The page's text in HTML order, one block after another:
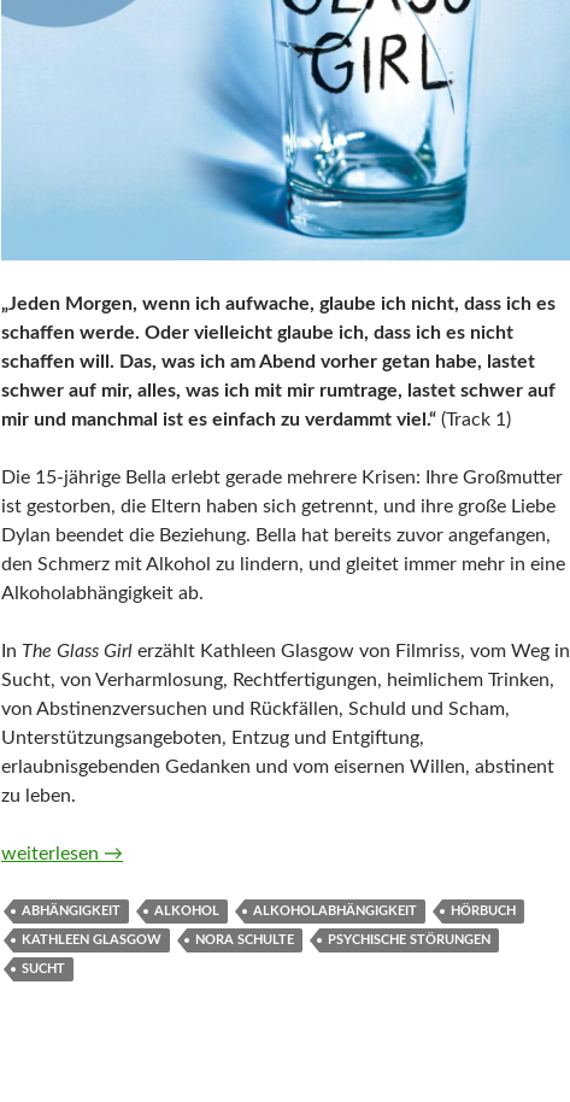
„Jeden Morgen, wenn ich aufwache, glaube ich nicht, dass ich es
schaffen werde. Oder vielleicht glaube ich, dass ich es nicht
schaffen will. Das, was ich am Abend vorher getan habe, lastet
schwer auf mir, alles, was ich mit mir rumtrage, lastet schwer auf
mir und manchmal ist es einfach zu verdammt viel.“ (Track 1)
Die 15‑jährige Bella erlebt gerade mehrere Krisen: Ihre Großmutter
ist gestorben, die Eltern haben sich getrennt, und ihre große Liebe
Dylan beendet die Beziehung. Bella hat bereits zuvor angefangen,
den Schmerz mit Alkohol zu lindern, und gleitet immer mehr in eine
Alkoholabhängigkeit ab.
In The Glass Girl erzählt Kathleen Glasgow von Filmriss, vom Weg in
Sucht, von Verharmlosung, Rechtfertigungen, heimlichem Trinken,
von Abstinenzversuchen und Rückfällen, Schuld und Scham,
Unterstützungsangeboten, Entzug und Entgiftung,
erlaubnisgebenden Gedanken und vom eisernen Willen, abstinent
zu leben.
The Glass Girl von Kathleen Glasgow (Hörbuch)
weiterlesen →
ABHÄNGIGKEIT ALKOHOL ALKOHOLABHÄNGIGKEIT HÖRBUCH
KATHLEEN GLASGOW NORA SCHULTE PSYCHISCHE STÖRUNGEN
SUCHT